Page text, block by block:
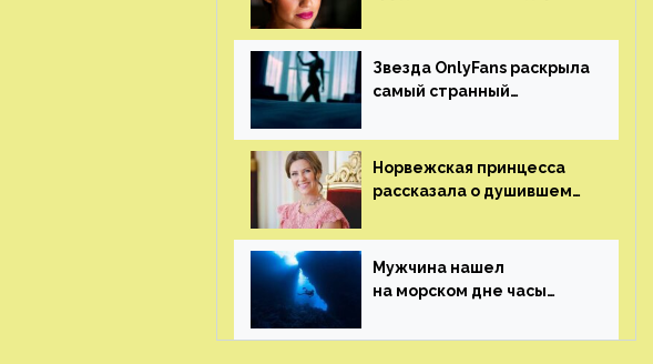
Звезда OnlyFans раскрыла
самый странный
от фаната
Норвежская принцесса
рассказала о душившем
генерала
Мужчина нашел
на морском дне часы
рублей с помощью